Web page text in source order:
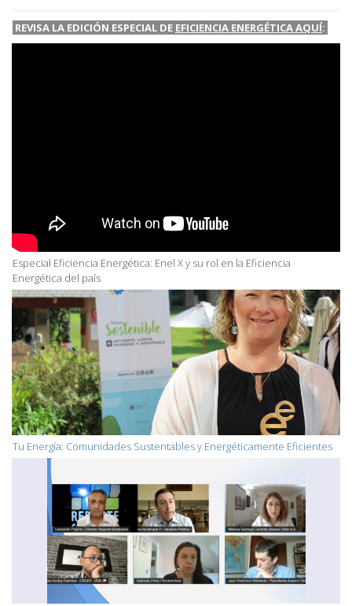
REVISA LA EDICIÓN ESPECIAL DE EFICIENCIA ENERGÉTICA AQUÍ:
Especial Eficiencia Energética: Enel X y su rol en la Eficiencia
Energética del país
Tu Energía: Comunidades Sustentables y Energéticamente Eficientes